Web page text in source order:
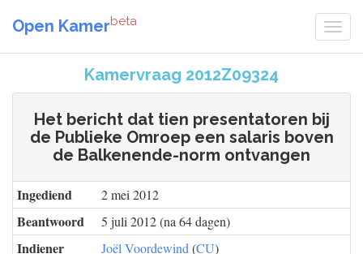
Open Kamerbeta
Kamervraag 2012Z09324
Het bericht dat tien presentatoren bij
de Publieke Omroep een salaris boven
de Balkenende-norm ontvangen
Ingediend 2 mei 2012
Beantwoord 5 juli 2012 (na 64 dagen)
Indiener Joël Voordewind (CU)